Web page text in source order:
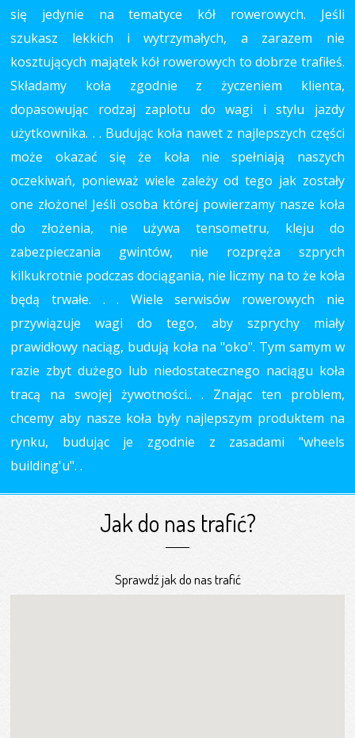
się jedynie na tematyce kół rowerowych. Jeśli
szukasz lekkich i wytrzymałych, a zarazem nie
kosztujących majątek kół rowerowych to dobrze trafiłeś.
Składamy koła zgodnie z życzeniem klienta,
dopasowując rodzaj zaplotu do wagi i stylu jazdy
użytkownika. . . Budując koła nawet z najlepszych części
może okazać się że koła nie spełniają naszych
oczekiwań, ponieważ wiele zależy od tego jak zostały
one złożone! Jeśli osoba której powierzamy nasze koła
do złożenia, nie używa tensometru, kleju do
zabezpieczania gwintów, nie rozpręża szprych
kilkukrotnie podczas dociągania, nie liczmy na to że koła
będą trwałe. . . Wiele serwisów rowerowych nie
przywiązuje wagi do tego, aby szprychy miały
prawidłowy naciąg, budują koła na "oko". Tym samym w
razie zbyt dużego lub niedostatecznego naciągu koła
tracą na swojej żywotności.. . Znając ten problem,
chcemy aby nasze koła były najlepszym produktem na
rynku, budując je zgodnie z zasadami "wheels
building'u". .
Jak do nas trafić?
Sprawdź jak do nas trafić